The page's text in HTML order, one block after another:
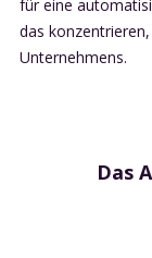
für eine
das
Unternehmens.
Das